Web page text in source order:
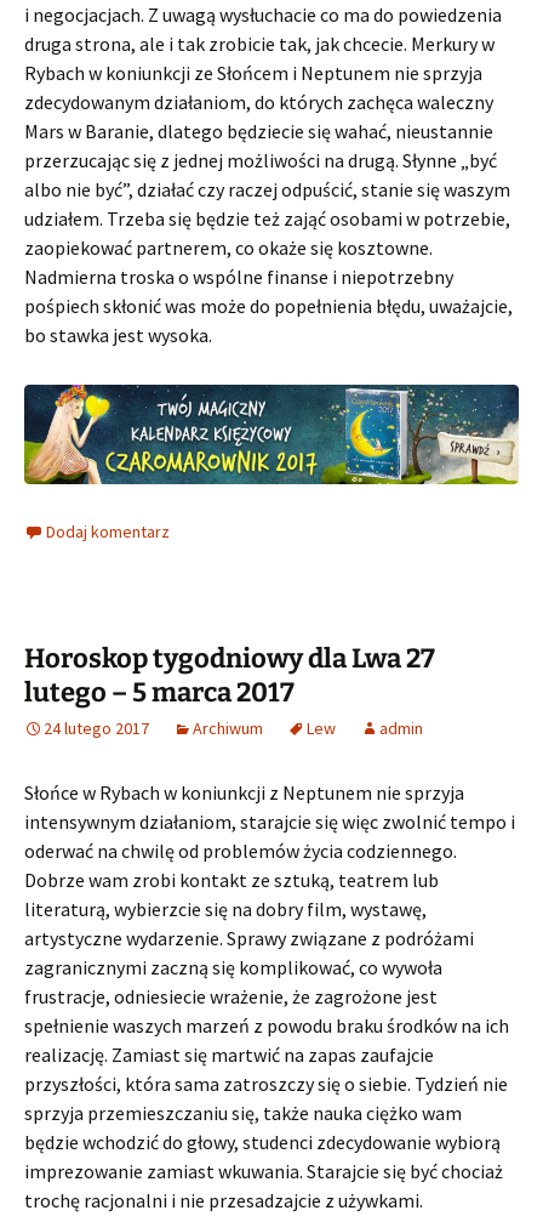
i negocjacjach. Z uwagą wysłuchacie co ma do powiedzenia
druga strona, ale i tak zrobicie tak, jak chcecie. Merkury w
Rybach w koniunkcji ze Słońcem i Neptunem nie sprzyja
zdecydowanym działaniom, do których zachęca waleczny
Mars w Baranie, dlatego będziecie się wahać, nieustannie
przerzucając się z jednej możliwości na drugą. Słynne „być
albo nie być”, działać czy raczej odpuścić, stanie się waszym
udziałem. Trzeba się będzie też zająć osobami w potrzebie,
zaopiekować partnerem, co okaże się kosztowne.
Nadmierna troska o wspólne finanse i niepotrzebny
pośpiech skłonić was może do popełnienia błędu, uważajcie,
bo stawka jest wysoka.
Dodaj komentarz
Horoskop tygodniowy dla Lwa 27
lutego – 5 marca 2017
24 lutego 2017 Archiwum Lew admin
Słońce w Rybach w koniunkcji z Neptunem nie sprzyja
intensywnym działaniom, starajcie się więc zwolnić tempo i
oderwać na chwilę od problemów życia codziennego.
Dobrze wam zrobi kontakt ze sztuką, teatrem lub
literaturą, wybierzcie się na dobry film, wystawę,
artystyczne wydarzenie. Sprawy związane z podróżami
zagranicznymi zaczną się komplikować, co wywoła
frustracje, odniesiecie wrażenie, że zagrożone jest
spełnienie waszych marzeń z powodu braku środków na ich
realizację. Zamiast się martwić na zapas zaufajcie
przyszłości, która sama zatroszczy się o siebie. Tydzień nie
sprzyja przemieszczaniu się, także nauka ciężko wam
będzie wchodzić do głowy, studenci zdecydowanie wybiorą
imprezowanie zamiast wkuwania. Starajcie się być chociaż
trochę racjonalni i nie przesadzajcie z używkami.